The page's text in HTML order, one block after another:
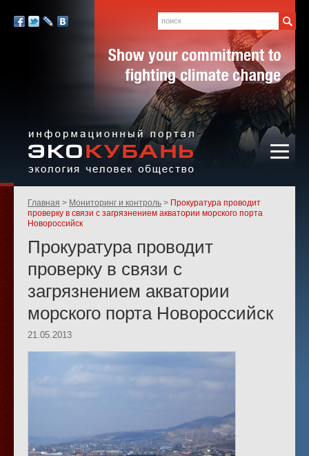
«ЭКО-КУБАНЬ»
человек,
общество
Родительские
страницы:
Главная Мониторинг и контроль
Прокуратура проводит
проверку в связи с загрязнением акватории морского порта
Новороссийск
Прокуратура проводит
проверку в связи с
загрязнением акватории
морского порта Новороссийск
21.05.2013
Мы
Поиск